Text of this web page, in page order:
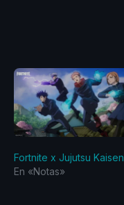
Fortnite x Jujutsu Kaisen
En «Notas»